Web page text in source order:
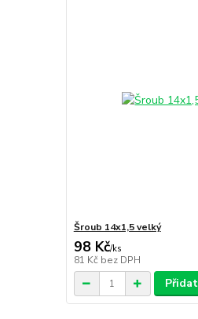
Šroub 14x1,5 velký
98 Kč/ks
81 Kč bez DPH